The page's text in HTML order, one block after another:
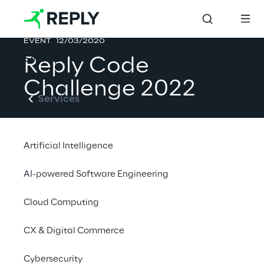
Services
Services
Artificial Intelligence
AI-powered Software Engineering
Cloud Computing
CX & Digital Commerce
Cybersecurity
EVENT 12/03/2020
Reply Code
Challenge 2022
More at challenges.reply.com